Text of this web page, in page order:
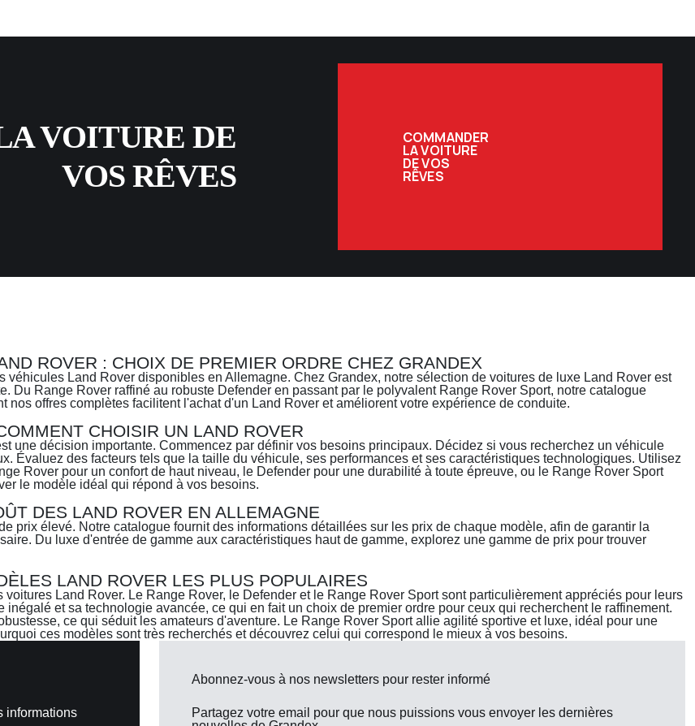
VOITURE DE
VOS RÊVES
COMMANDER
LA VOITURE
DE VOS
RÊVES
ROVER : CHOIX DE PREMIER ORDRE CHEZ GRANDEX
Land Rover disponibles en Allemagne. Chez Grandex, notre sélection de voitures de luxe Land Rover est
Du Range Rover raffiné au robuste Defender en passant par le polyvalent Range Rover Sport, notre catalogue
offres complètes facilitent l'achat d'un Land Rover et améliorent votre expérience de conduite.
CHOISIR UN LAND ROVER
une décision importante. Commencez par définir vos besoins principaux. Décidez si vous recherchez un véhicule
Évaluez des facteurs tels que la taille du véhicule, ses performances et ses caractéristiques technologiques. Utilisez
Rover pour un confort de haut niveau, le Defender pour une durabilité à toute épreuve, ou le Range Rover Sport
le modèle idéal qui répond à vos besoins.
DES LAND ROVER EN ALLEMAGNE
prix élevé. Notre catalogue fournit des informations détaillées sur les prix de chaque modèle, afin de garantir la
Du luxe d'entrée de gamme aux caractéristiques haut de gamme, explorez une gamme de prix pour trouver
LAND ROVER LES PLUS POPULAIRES
Land Rover. Le Range Rover, le Defender et le Range Rover Sport sont particulièrement appréciés pour leurs
et sa technologie avancée, ce qui en fait un choix de premier ordre pour ceux qui recherchent le raffinement.
ce qui séduit les amateurs d'aventure. Le Range Rover Sport allie agilité sportive et luxe, idéal pour une
ces modèles sont très recherchés et découvrez celui qui correspond le mieux à vos besoins.
informations
Abonnez-vous à nos newsletters pour rester informé
Partagez votre email pour que nous puissions vous envoyer les dernières